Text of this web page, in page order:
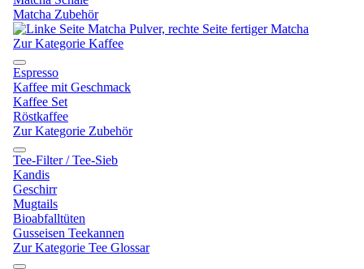
Matcha Zubehör
Zur Kategorie Kaffee
Espresso
Kaffee mit Geschmack
Kaffee Set
Röstkaffee
Zur Kategorie Zubehör
Tee-Filter / Tee-Sieb
Kandis
Geschirr
Mugtails
Bioabfalltüten
Gusseisen Teekannen
Zur Kategorie Tee Glossar